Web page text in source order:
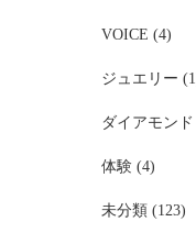
VOICE (4)
ジュエリー
ダイアモン
体験 (4)
未分類 (123)